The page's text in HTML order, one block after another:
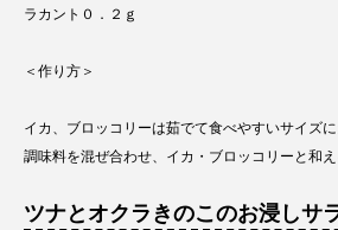
ラカント０．２ｇ
＜作り方＞
イカ、ブロッコリーは茹でて食べやすいサイズに
調味料を混ぜ合わせ、イカ・ブロッコリーと和え
ツナとオクラきのこのお浸しサ